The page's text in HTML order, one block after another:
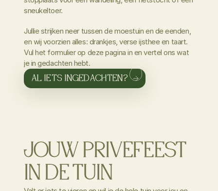
sneukeltoer.
Jullie strijken neer tussen de moestuin en de eenden,
en wij voorzien alles: drankjes, verse ijsthee en taart.
Vul het formulier op deze pagina in en vertel ons wat
je in gedachten hebt.
AL IETS INGEDACHTEN?
JOUW PRIVÉFEEST
IN DE TUIN